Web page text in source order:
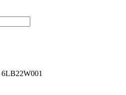
6LB22W001